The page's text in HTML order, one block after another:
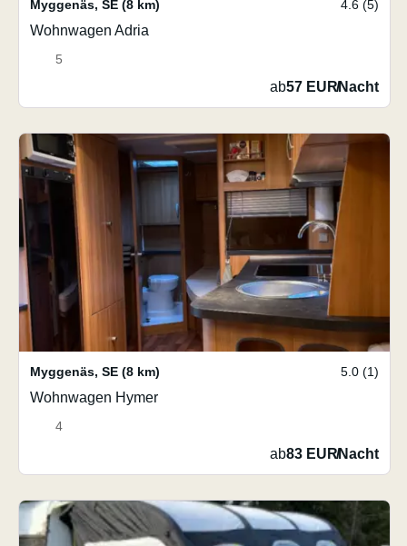
Myggenäs, SE (8 km) 4.6 (5)
Wohnwagen Adria
5
ab57 EUR/Nacht
Myggenäs, SE (8 km) 5.0 (1)
Wohnwagen Hymer
4
ab83 EUR/Nacht